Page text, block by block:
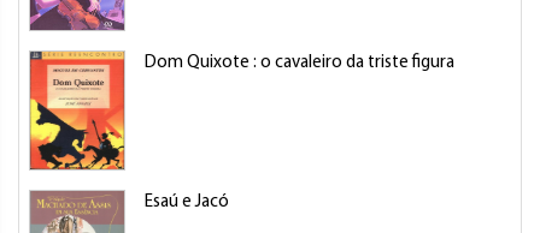
Dom Quixote : o cavaleiro da triste figura
Esaú e Jacó